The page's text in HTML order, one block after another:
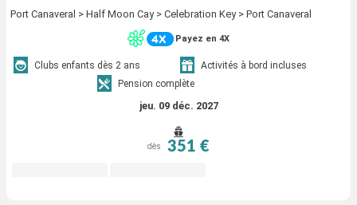
Port Canaveral > Half Moon Cay > Celebration Key > Port Canaveral
Payez en 4X
Clubs enfants dès 2 ans
Activités à bord incluses
Pension complète
jeu. 09 déc. 2027
dès 351 €